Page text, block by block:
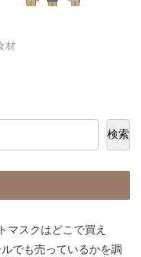
材
検索
マスクはどこで買え
でも売っているかを調